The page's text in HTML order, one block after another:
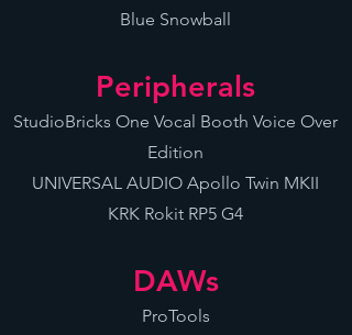
Blue Snowball
Peripherals
StudioBricks One Vocal Booth Voice Over
Edition
UNIVERSAL AUDIO Apollo Twin MKII
KRK Rokit RP5 G4
DAWs
ProTools